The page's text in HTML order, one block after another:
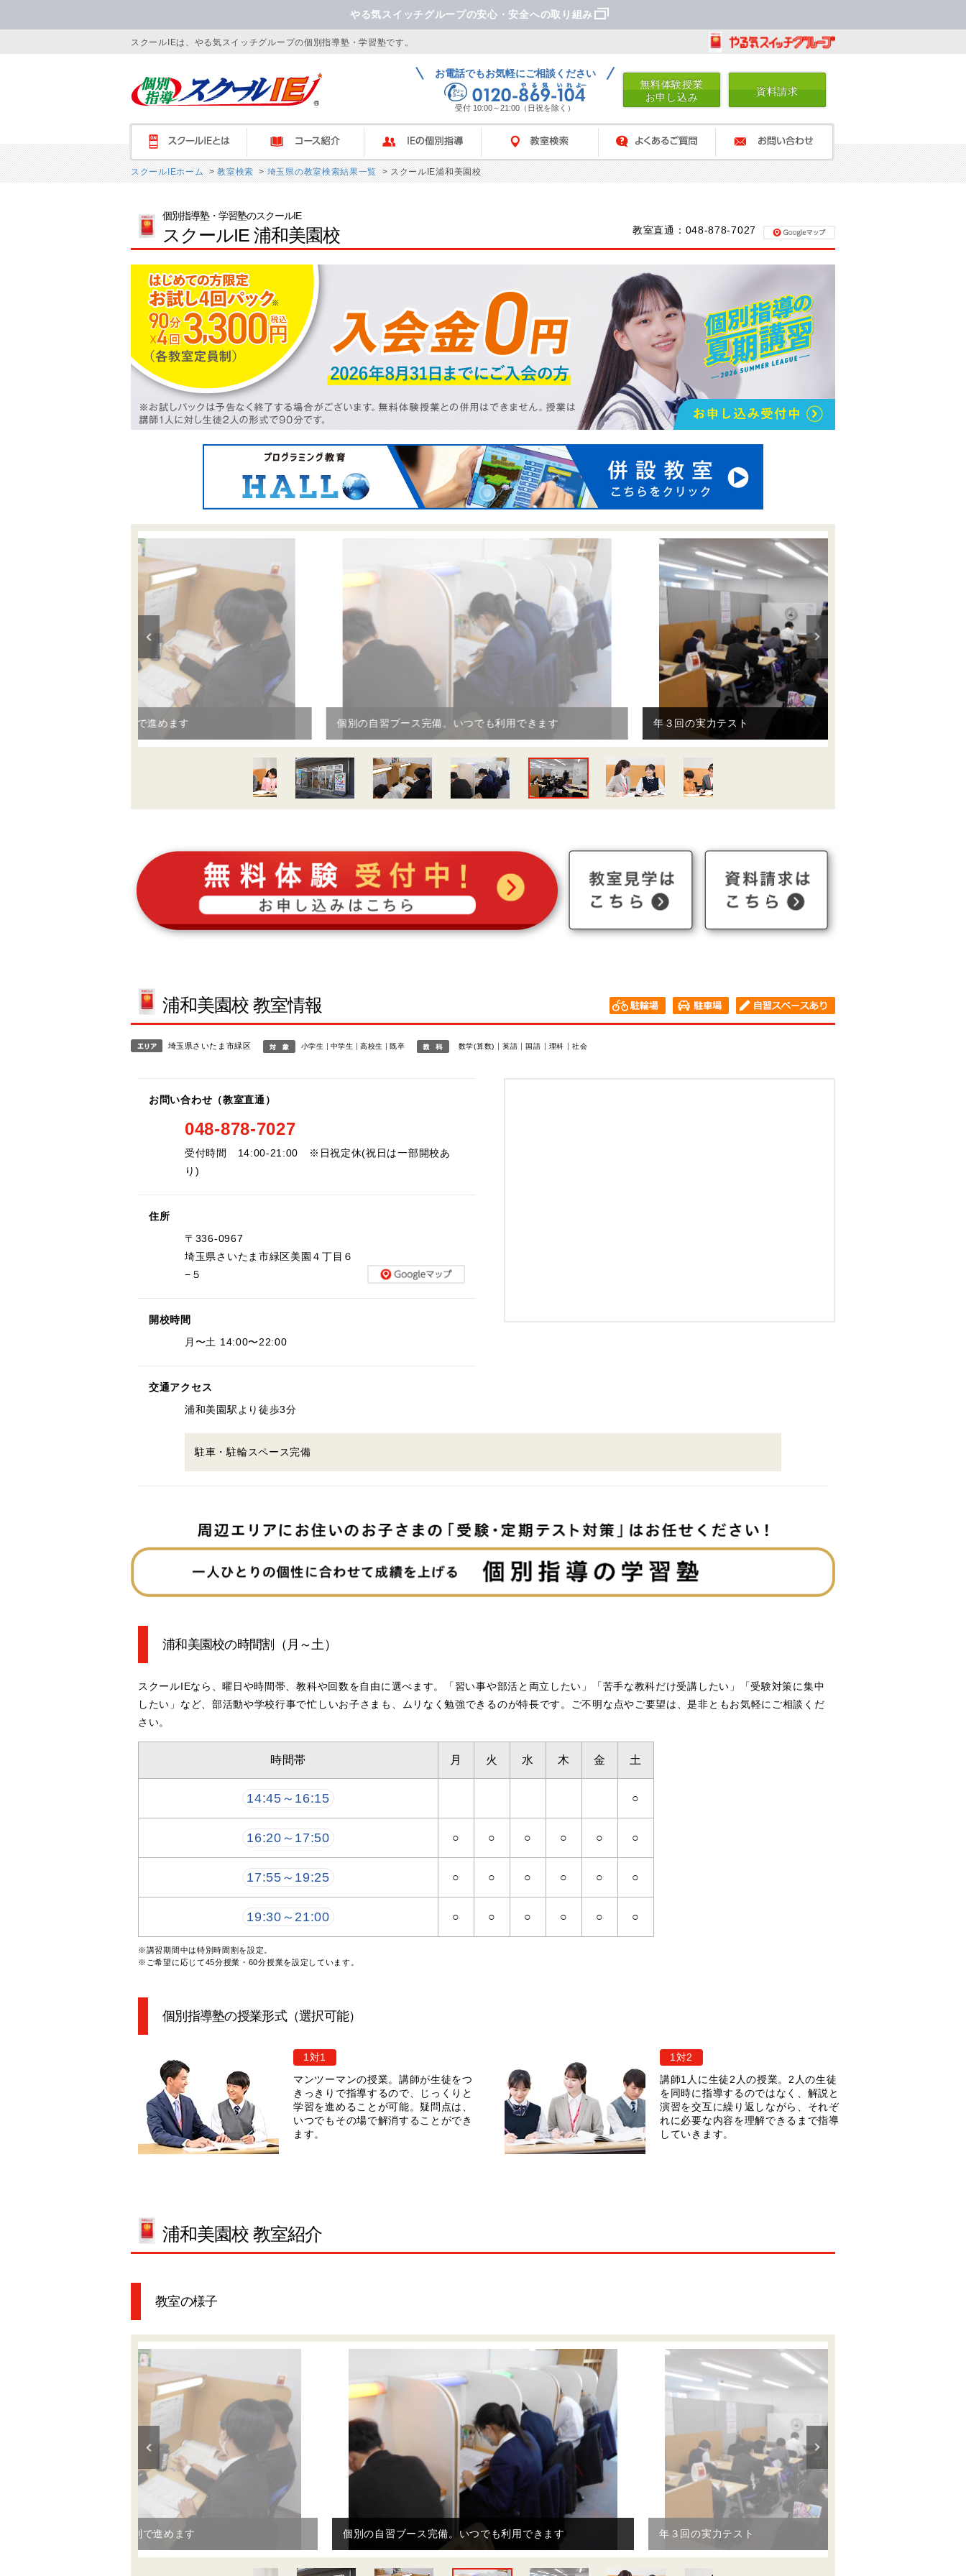
やる気スイッチグループの安心・安全への取り組み
スクールIEは、やる気スイッチグループの個別指導塾・学習塾です。
お電話でもお気軽にご相談ください
受付 10:00～21:00（日祝を除く）
無料体験授業
お申し込み
資料請求
スクールIEとは コース紹介 IEの個別指導 教室検索 よくあるご質問 お問い合わせ
スクールIEホーム>教室検索>埼玉県の教室検索結果一覧> スクールIE浦和美園校
個別指導塾・学習塾のスクールIE
スクールIE 浦和美園校 教室直通：048-878-7027
個別の自習ブース完備。いつでも利用できます 年３回の実力テスト
浦和美園校 教室情報
埼玉県さいたま市緑区 小学生 中学生 高校生 既卒 数学(算数) 英語 国語 理科 社会
お問い合わせ（教室直通）
048-878-7027
受付時間 14:00-21:00 ※日祝定休(祝日は一部開校あ
り)
住所
〒336-0967
埼玉県さいたま市緑区美園４丁目６
−５
開校時間
月〜土 14:00〜22:00
交通アクセス
浦和美園駅より徒歩3分
駐車・駐輪スペース完備
浦和美園校の時間割 （月～土）
スクールIEなら、曜日や時間帯、教科や回数を自由に選べます。「習い事や部活と両立したい」「苦手な教科だけ受講したい」「受験対策に集中
したい」など、部活動や学校行事で忙しいお子さまも、ムリなく勉強できるのが特長です。ご不明な点やご要望は、是非ともお気軽にご相談くだ
さい。
時間帯 月 火 水 木 金 土
14:45～16:15 ○
16:20～17:50 ○ ○ ○ ○ ○ ○
17:55～19:25 ○ ○ ○ ○ ○ ○
19:30～21:00 ○ ○ ○ ○ ○ ○
※講習期間中は特別時間割を設定。
※ご希望に応じて45分授業・60分授業を設定しています。
個別指導塾の授業形式（選択可能）
1対1
マンツーマンの授業。講師が生徒をつ
きっきりで指導するので、じっくりと
学習を進めることが可能。疑問点は、
いつでもその場で解消することができ
ます。
1対2
講師1人に生徒2人の授業。2人の生徒
を同時に指導するのではなく、解説と
演習を交互に繰り返しながら、それぞ
れに必要な内容を理解できるまで指導
していきます。
浦和美園校 教室紹介
教室の様子
個別の自習ブース完備。いつでも利用できます 年３回の実力テスト